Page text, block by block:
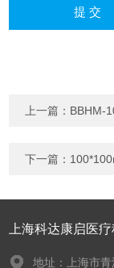
上一篇： BBHM-
下一篇：
上海科达康启医
地址：上海市